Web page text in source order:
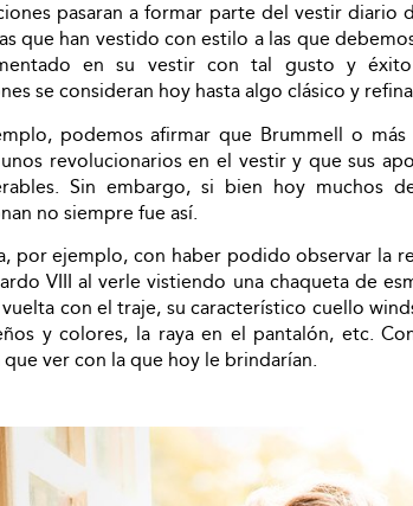
pasaran a formar parte del vestir diario
que han vestido con estilo a las que
en su vestir con tal gusto y
se consideran hoy hasta algo clásico y
podemos afirmar que Brummell o
revolucionarios en el vestir y que sus
Sin embargo, si bien hoy muchos
no siempre fue así.
por ejemplo, con haber podido observar la
VIII al verle vistiendo una chaqueta de
con el traje, su característico cuello
y colores, la raya en el pantalón, etc.
ver con la que hoy le brindarían.